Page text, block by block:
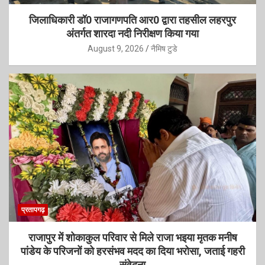
जिलाधिकारी डॉ0 राजागणपति आर0 द्वारा तहसील लहरपुर
अंतर्गत शारदा नदी निरीक्षण किया गया
August 9, 2026 नैमिष टुडे
प्रतापगढ़
राजापुर में शोकाकुल परिवार से मिले राजा भइया मृतक मनीष
पांडेय के परिजनों को हरसंभव मदद का दिया भरोसा, जताई गहरी